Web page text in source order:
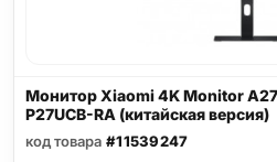
Монитор Xiaomi 4K Monitor
P27UCB-RA (китайская версия)
код товара #11539247